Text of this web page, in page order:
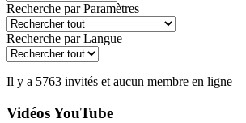
Recherche par Paramètres
Recherche par Langue
Il y a 5763 invités et aucun membre en ligne
Vidéos YouTube